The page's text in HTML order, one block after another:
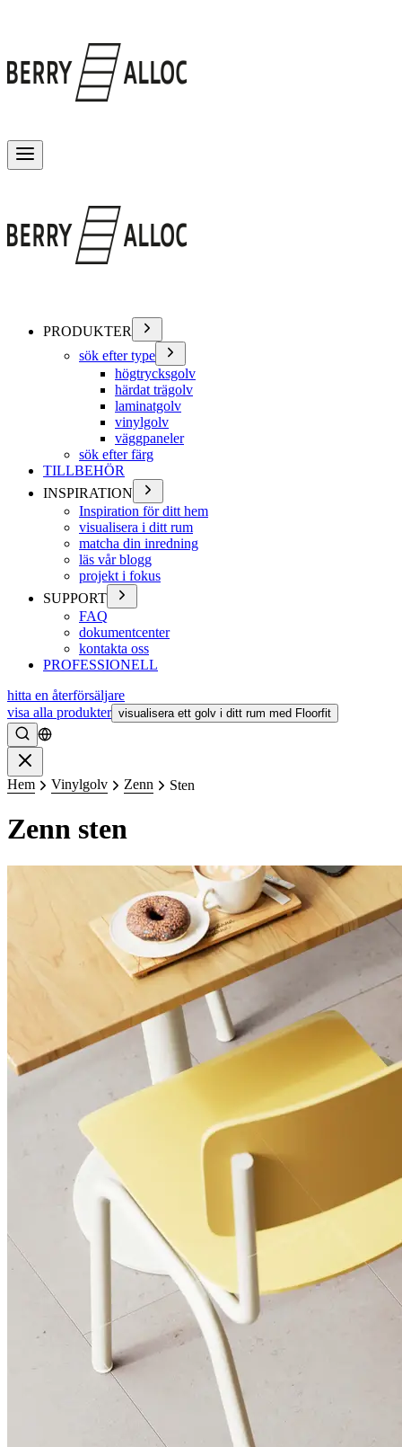
PRODUKTER
sök efter type
högtrycksgolv
härdat trägolv
laminatgolv
vinylgolv
väggpaneler
sök efter färg
TILLBEHÖR
INSPIRATION
Inspiration för ditt hem
visualisera i ditt rum
matcha din inredning
läs vår blogg
projekt i fokus
SUPPORT
FAQ
dokumentcenter
kontakta oss
PROFESSIONELL
hitta en återförsäljare
visa alla produkter visualisera ett golv i ditt rum med Floorfit
Söka
Hem Vinylgolv Zenn Sten
Zenn sten